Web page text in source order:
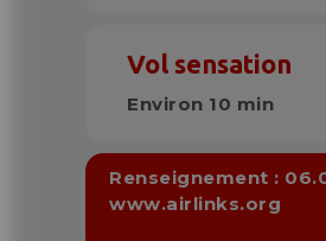
Vol sensation
Environ 10 min
Renseignement :
www.airlinks.org